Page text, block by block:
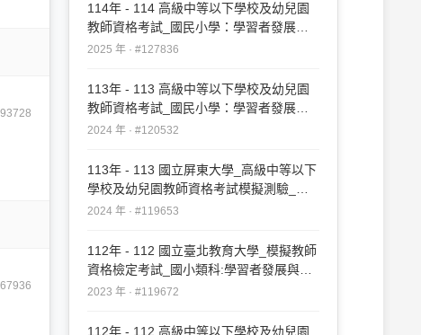
114年 - 114 高級中等以下學校及幼兒園
教師資格考試_國民小學：學習者發展與
適性輔導#127836
2025 年 · #127836
113年 - 113 高級中等以下學校及幼兒園
教師資格考試_國民小學：學習者發展與
適性輔導#120532
2024 年 · #120532
113年 - 113 國立屏東大學_高級中等以下
學校及幼兒園教師資格考試模擬測驗_國
民小學：學習者發展與適性輔導#119653
2024 年 · #119653
112年 - 112 國立臺北教育大學_模擬教師
資格檢定考試_國小類科:學習者發展與適
性輔導#119672
2023 年 · #119672
112年 - 112 高級中等以下學校及幼兒園